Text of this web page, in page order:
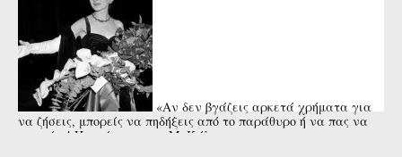
«Αν δεν βγάζεις αρκετά χρήματα για
να ζήσεις, μπορείς να πηδήξεις από το παράθυρο ή να πας να
πνιγείς»! Η απάντηση της Μ. Κάλας στη ...